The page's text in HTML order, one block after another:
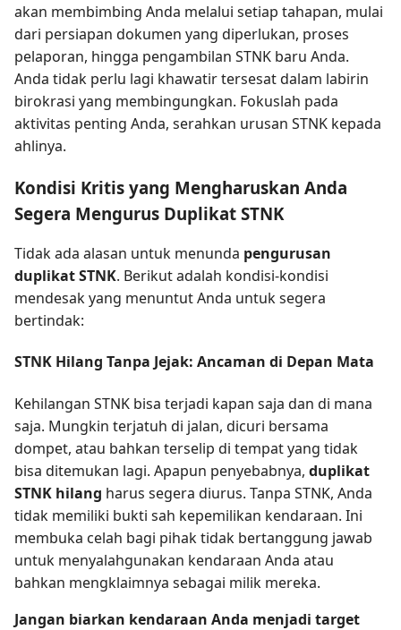
akan membimbing Anda melalui setiap tahapan, mulai
dari persiapan dokumen yang diperlukan, proses
pelaporan, hingga pengambilan STNK baru Anda.
Anda tidak perlu lagi khawatir tersesat dalam labirin
birokrasi yang membingungkan. Fokuslah pada
aktivitas penting Anda, serahkan urusan STNK kepada
ahlinya.
Kondisi Kritis yang Mengharuskan Anda
Segera Mengurus Duplikat STNK
Tidak ada alasan untuk menunda pengurusan
duplikat STNK. Berikut adalah kondisi-kondisi
mendesak yang menuntut Anda untuk segera
bertindak:
STNK Hilang Tanpa Jejak: Ancaman di Depan Mata
Kehilangan STNK bisa terjadi kapan saja dan di mana
saja. Mungkin terjatuh di jalan, dicuri bersama
dompet, atau bahkan terselip di tempat yang tidak
bisa ditemukan lagi. Apapun penyebabnya, duplikat
STNK hilang harus segera diurus. Tanpa STNK, Anda
tidak memiliki bukti sah kepemilikan kendaraan. Ini
membuka celah bagi pihak tidak bertanggung jawab
untuk menyalahgunakan kendaraan Anda atau
bahkan mengklaimnya sebagai milik mereka.
Jangan biarkan kendaraan Anda menjadi target